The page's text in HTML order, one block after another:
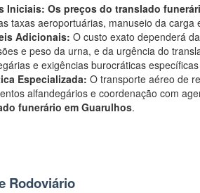
Iniciais: Os preços do translado
taxas aeroportuárias, manuseio da carga
Adicionais: O custo exato dependerá
e peso da urna, e da urgência do
e exigências burocráticas
Especializada: O transporte aéreo de
alfandegários e coordenação com
funerário em Guarulhos.
Rodoviário